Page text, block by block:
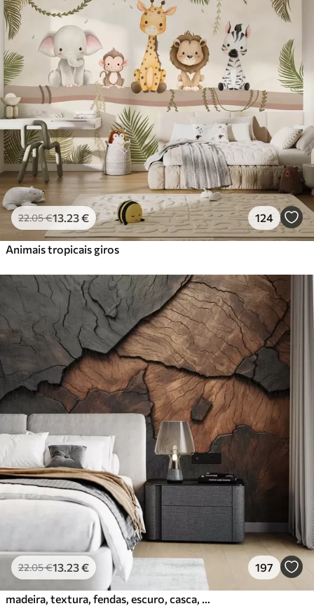
Standard
27.00 €/m²
Premium
56.6734.00€/m²
Vinil Premium
65.0039.00€/m²
Peel and Stick
81.6749.00€/m²
22.05€13 .23€ 124
Animais tropicais giros
22.05€13 .23€ 197